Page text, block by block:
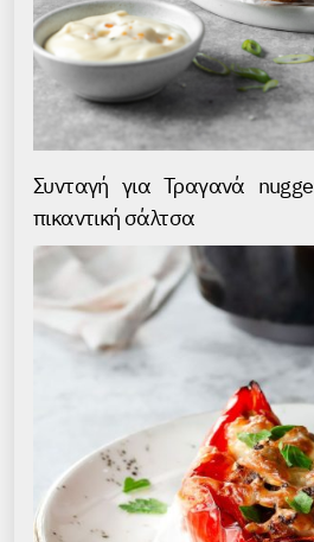
Συνταγή για Τραγανά
πικαντική σάλτσα